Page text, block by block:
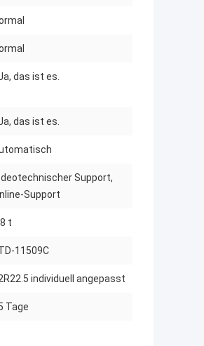
das ist es.
das ist es.
Support,
Support
t
11509C
individuell angepasst
Tage